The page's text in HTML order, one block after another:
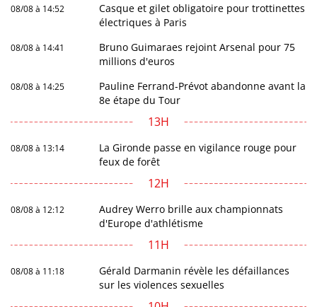
08/08 à 14:52
Casque et gilet obligatoire pour trottinettes
électriques à Paris
08/08 à 14:41
Bruno Guimaraes rejoint Arsenal pour 75
millions d'euros
08/08 à 14:25
Pauline Ferrand-Prévot abandonne avant la
8e étape du Tour
13H
08/08 à 13:14
La Gironde passe en vigilance rouge pour
feux de forêt
12H
08/08 à 12:12
Audrey Werro brille aux championnats
d'Europe d'athlétisme
11H
08/08 à 11:18
Gérald Darmanin révèle les défaillances
sur les violences sexuelles